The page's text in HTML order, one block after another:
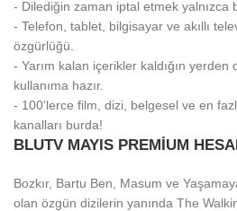
- Dilediğin zaman iptal etmek yalnızca
- Telefon, tablet, bilgisayar ve akıllı
özgürlüğü.
- Yarım kalan içerikler kaldığın
kullanıma hazır.
- 100'lerce film, dizi, belgesel ve en
kanalları burda!
BLUTV MAYIS PREMİUM
Bozkır, Bartu Ben, Masum ve
olan özgün dizilerin yanında The